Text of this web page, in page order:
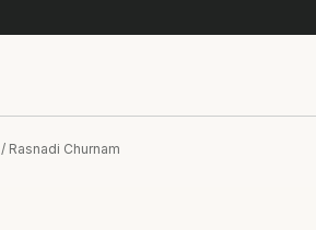
/ Rasnadi Churnam